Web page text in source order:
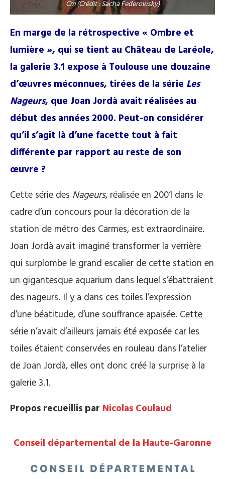
Cm (Crédit : Sacha Federowsky)
En marge de la rétrospective « Ombre et
lumière », qui se tient au Château de Laréole,
la galerie 3.1 expose à Toulouse une douzaine
d’œuvres méconnues, tirées de la série Les
Nageurs, que Joan Jordà avait réalisées au
début des années 2000. Peut-on considérer
qu’il s’agit là d’une facette tout à fait
différente par rapport au reste de son
œuvre ?
Cette série des Nageurs, réalisée en 2001 dans le
cadre d’un concours pour la décoration de la
station de métro des Carmes, est extraordinaire.
Joan Jordà avait imaginé transformer la verrière
qui surplombe le grand escalier de cette station en
un gigantesque aquarium dans lequel s’ébattraient
des nageurs. Il y a dans ces toiles l’expression
d’une béatitude, d’une souffrance apaisée. Cette
série n’avait d’ailleurs jamais été exposée car les
toiles étaient conservées en rouleau dans l’atelier
de Joan Jordà, elles ont donc créé la surprise à la
galerie 3.1.
Propos recueillis par Nicolas Coulaud
Conseil départemental de la Haute-Garonne